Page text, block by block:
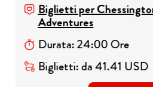
Biglietti per
Adventures
Durata:24:00Ore
Biglietti:da41.41 USD